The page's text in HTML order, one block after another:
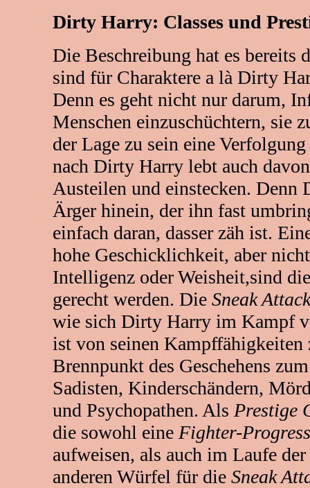
Dirty Harry: Classes und
Die Beschreibung hat es bereits
sind für Charaktere a là Dirty
Denn es geht nicht nur darum,
Menschen einzuschüchtern, sie
der Lage zu sein eine
nach Dirty Harry lebt auch
Austeilen und einstecken.
Ärger hinein, der ihn fast
einfach daran, dasser zäh ist.
hohe Geschicklichkeit, aber
Intelligenz oder Weisheit,sind
gerecht werden. Die Sneak
wie sich Dirty Harry im Kampf
ist von seinen Kampffähigkeiten
Brennpunkt des Geschehens
Sadisten, Kinderschändern,
und Psychopathen. Als Prestige
die sowohl eine Fighter-
aufweisen, als auch im Laufe
anderen Würfel für die Sneak